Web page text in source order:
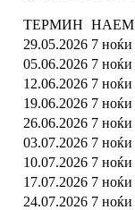
ТЕРМИН НАЕМ
29.05.2026 7 ноќи
05.06.2026 7 ноќи
12.06.2026 7 ноќи
19.06.2026 7 ноќи
26.06.2026 7 ноќи
03.07.2026 7 ноќи
10.07.2026 7 ноќи
17.07.2026 7 ноќи
24.07.2026 7 ноќи